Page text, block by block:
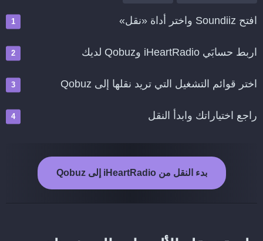
افتح Soundiiz واختر أداة «نقل»
اربط حسابَي iHeartRadio وQobuz لديك
اختر قوائم التشغيل التي تريد نقلها إلى Qobuz
راجع اختياراتك وابدأ النقل
بدء النقل من iHeartRadio إلى Qobuz